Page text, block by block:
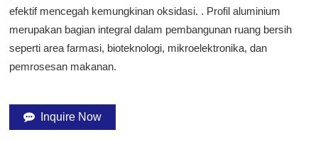
efektif mencegah kemungkinan oksidasi. . Profil aluminium
merupakan bagian integral dalam pembangunan ruang bersih
seperti area farmasi, bioteknologi, mikroelektronika, dan
pemrosesan makanan.
Inquire Now